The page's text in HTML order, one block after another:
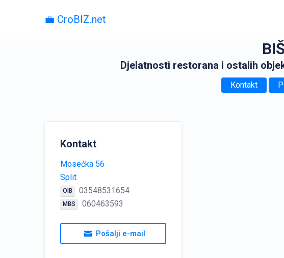
💼 CroBIZ.net
Djelatnosti restorana i ostalih
Kontakt
Kontakt
Mosećka 56
Split
OIB 03548531654
MBS 060463593
Pošalji e-mail